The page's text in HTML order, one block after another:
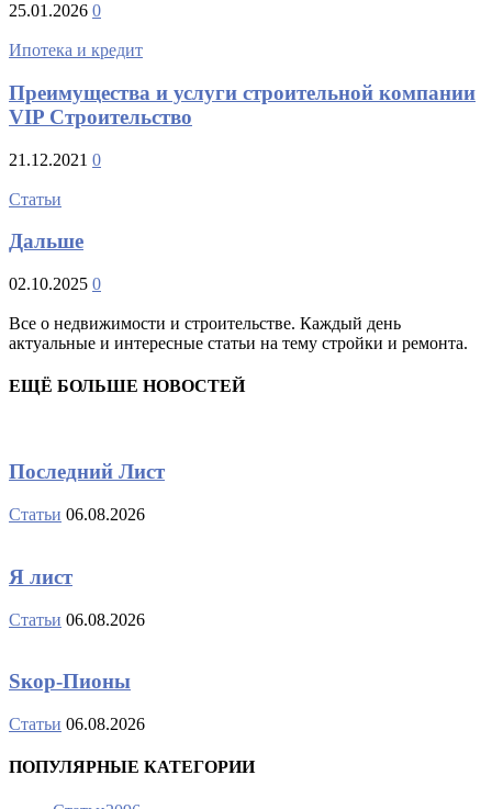
25.01.2026 0
Ипотека и кредит
Преимущества и услуги строительной компании
VIP Строительство
21.12.2021 0
Статьи
Дальше
02.10.2025 0
Все о недвижимости и строительстве. Каждый день
актуальные и интересные статьи на тему стройки и ремонта.
ЕЩЁ БОЛЬШЕ НОВОСТЕЙ
Последний Лист
Статьи 06.08.2026
Я лист
Статьи 06.08.2026
Sкор-Пионы
Статьи 06.08.2026
ПОПУЛЯРНЫЕ КАТЕГОРИИ